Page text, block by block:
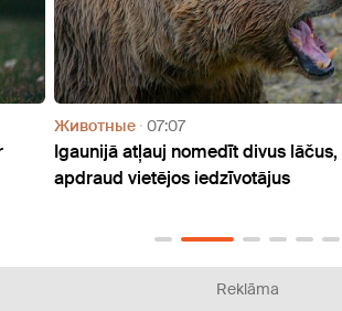
kuri
Животные
Saimniecībā Gulbenes
saslimšana ar Amerikas
Reklāma